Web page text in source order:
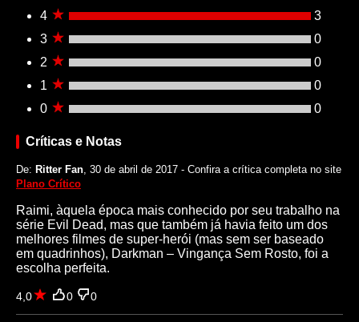
4
3
3
0
2
0
1
0
0
0
Críticas e Notas
De: Ritter Fan , 30 de abril de 2017 - Confira a crítica completa no site
Plano Crítico
Raimi, àquela época mais conhecido por seu trabalho na
série Evil Dead, mas que também já havia feito um dos
melhores filmes de super-herói (mas sem ser baseado
em quadrinhos), Darkman – Vingança Sem Rosto, foi a
escolha perfeita.
4,0 0 0